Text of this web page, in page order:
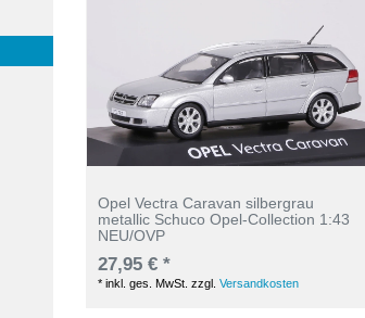
Opel Vectra Caravan silbergrau
metallic Schuco Opel-Collection 1:43
NEU/OVP
27,95 € *
*inkl. ges. MwSt. zzgl.Versandkosten